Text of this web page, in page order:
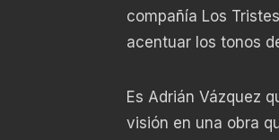
compañía Los
acentuar los tonos
Es Adrián Vázquez
visión en una obra